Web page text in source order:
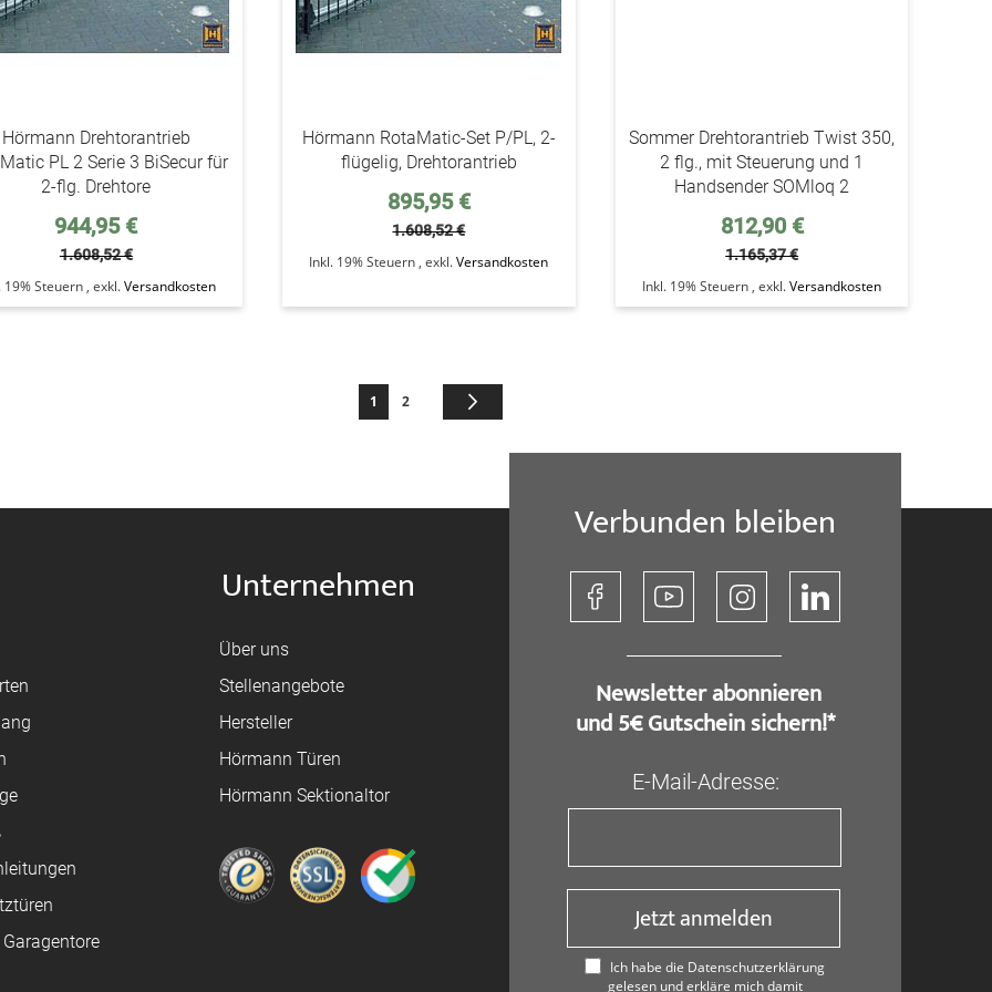
Hörmann Drehtorantrieb
PL 2 Serie 3 BiSecur für
2-flg. Drehtore
Sonderpreis
944,95 €
1.608,52 €
19% Steuern , exkl.Versandkosten
Hörmann RotaMatic-Set P/PL, 2-
flügelig, Drehtorantrieb
Sonderpreis
895,95 €
1.608,52 €
Inkl. 19% Steuern ,exkl.Versandkosten
Sommer Drehtorantrieb Twist 350,
2 flg., mit Steuerung und 1
Handsender SOMloq 2
Sonderpreis
812,90 €
1.165,37 €
Inkl. 19% Steuern ,exkl.Versandkosten
Seite
Sie lesen gerade die Seite
1 Seite
2
Unternehmen
Über uns
Stellenangebote
Hersteller
Hörmann Türen
Hörmann Sektionaltor
Verbunden bleiben
​ Newsletter abonnieren
und 5€ Gutschein sichern!*
E-Mail-Adresse:
Jetzt anmelden
Ich habe die Datenschutzerklärung
gelesen und erkläre mich damit